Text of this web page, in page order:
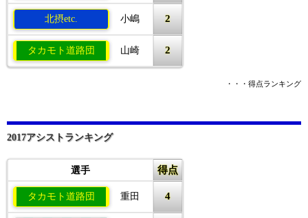
北摂etc. 小嶋 2
タカモト道路団 山崎 2
・・・得点ランキング
2017アシストランキング
選手 得点
タカモト道路団 重田 4